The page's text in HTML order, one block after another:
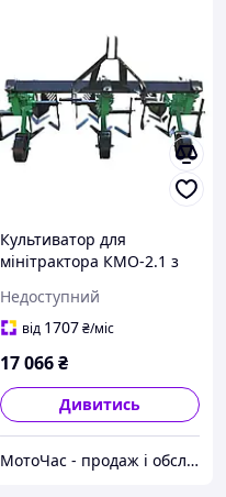
Культиватор для
мінітрактора КМО-2.1 з
Недоступний
від 1707₴/міс
17 066₴
Дивитись
МотоЧас - продаж і обслуговування двигунів, мотоблоків, бензопил і квадроциклів